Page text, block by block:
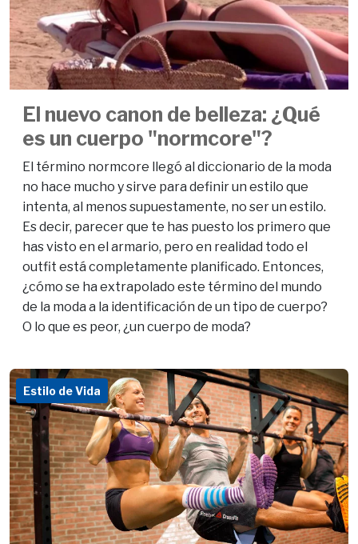
El nuevo canon de belleza: ¿Qué
es un cuerpo "normcore"?
El término normcore llegó al diccionario de la moda
no hace mucho y sirve para definir un estilo que
intenta, al menos supuestamente, no ser un estilo.
Es decir, parecer que te has puesto los primero que
has visto en el armario, pero en realidad todo el
outfit está completamente planificado. Entonces,
¿cómo se ha extrapolado este término del mundo
de la moda a la identificación de un tipo de cuerpo?
O lo que es peor, ¿un cuerpo de moda?
Estilo de Vida